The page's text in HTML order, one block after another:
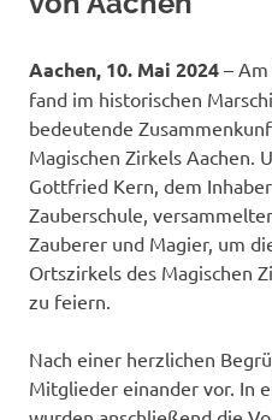
Aachen, 10. Mai 2024 –
fand im historischen
bedeutende
Magischen Zirkels Aachen.
Gottfried Kern, dem
Zauberschule,
Zauberer und Magier, um
Ortszirkels des Magischen
zu feiern.
Nach einer herzlichen
Mitglieder einander vor. In